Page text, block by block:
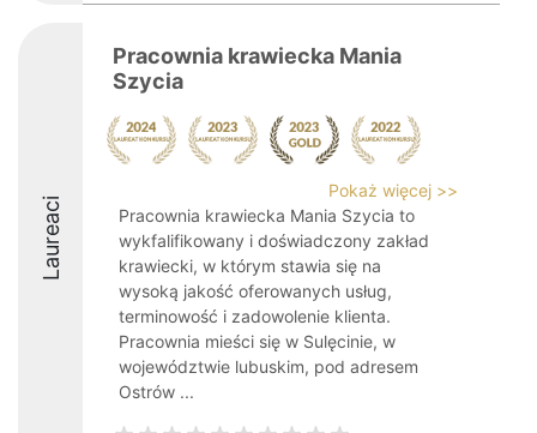
Laureaci
Pracownia krawiecka Mania
Szycia
Pokaż więcej >>
Pracownia krawiecka Mania Szycia to
wykfalifikowany i doświadczony zakład
krawiecki, w którym stawia się na
wysoką jakość oferowanych usług,
terminowość i zadowolenie klienta.
Pracownia mieści się w Sulęcinie, w
województwie lubuskim, pod adresem
Ostrów ...